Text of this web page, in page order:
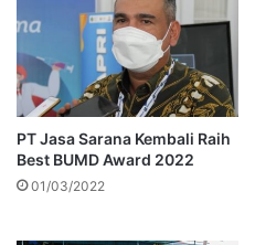
PT Jasa Sarana Kembali Raih
Best BUMD Award 2022
01/03/2022